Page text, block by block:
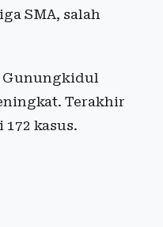
SMA, salah
Gunungkidul
Terakhir
172 kasus.